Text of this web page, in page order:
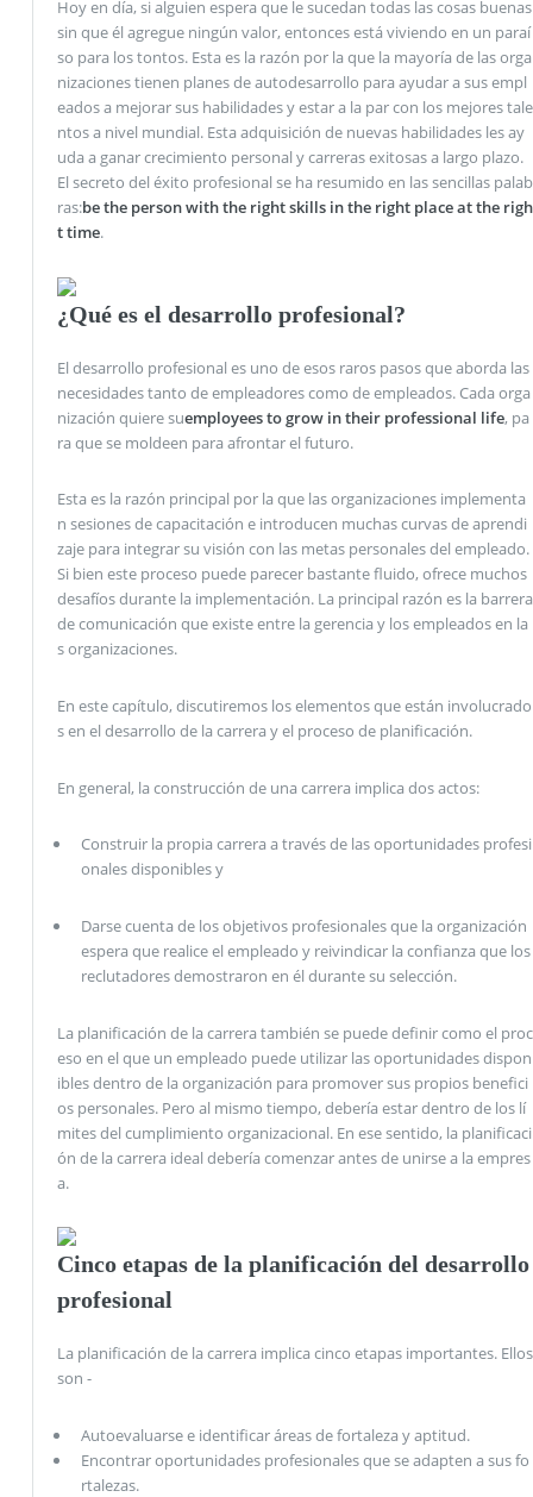
Hoy en día, si alguien espera que le sucedan todas las cosas buenas
sin que él agregue ningún valor, entonces está viviendo en un paraí
so para los tontos. Esta es la razón por la que la mayoría de las orga
nizaciones tienen planes de autodesarrollo para ayudar a sus empl
eados a mejorar sus habilidades y estar a la par con los mejores tale
ntos a nivel mundial. Esta adquisición de nuevas habilidades les ay
uda a ganar crecimiento personal y carreras exitosas a largo plazo.
El secreto del éxito profesional se ha resumido en las sencillas palab
ras:be the person with the right skills in the right place at the righ
t time.
¿Qué es el desarrollo profesional?
El desarrollo profesional es uno de esos raros pasos que aborda las
necesidades tanto de empleadores como de empleados. Cada orga
nización quiere suemployees to grow in their professional life, pa
ra que se moldeen para afrontar el futuro.
Esta es la razón principal por la que las organizaciones implementa
n sesiones de capacitación e introducen muchas curvas de aprendi
zaje para integrar su visión con las metas personales del empleado.
Si bien este proceso puede parecer bastante fluido, ofrece muchos
desafíos durante la implementación. La principal razón es la barrera
de comunicación que existe entre la gerencia y los empleados en la
s organizaciones.
En este capítulo, discutiremos los elementos que están involucrado
s en el desarrollo de la carrera y el proceso de planificación.
En general, la construcción de una carrera implica dos actos:
Construir la propia carrera a través de las oportunidades profesi
onales disponibles y
Darse cuenta de los objetivos profesionales que la organización
espera que realice el empleado y reivindicar la confianza que los
reclutadores demostraron en él durante su selección.
La planificación de la carrera también se puede definir como el proc
eso en el que un empleado puede utilizar las oportunidades dispon
ibles dentro de la organización para promover sus propios benefici
os personales. Pero al mismo tiempo, debería estar dentro de los lí
mites del cumplimiento organizacional. En ese sentido, la planificaci
ón de la carrera ideal debería comenzar antes de unirse a la empres
a.
Cinco etapas de la planificación del desarrollo
profesional
La planificación de la carrera implica cinco etapas importantes. Ellos
son -
Autoevaluarse e identificar áreas de fortaleza y aptitud.
Encontrar oportunidades profesionales que se adapten a sus fo
rtalezas.